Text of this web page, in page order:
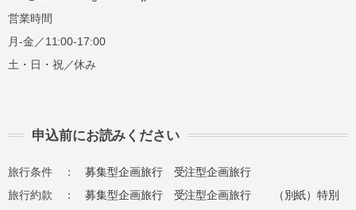
営業時間
月-金／11:00-17:00
土・日・祝／休み
申込前にお読みください
旅行条件 ：募集型企画旅行
受注型企画旅行
旅行約款 ：募集型企画旅行 受注型企画旅行
（別紙）特別